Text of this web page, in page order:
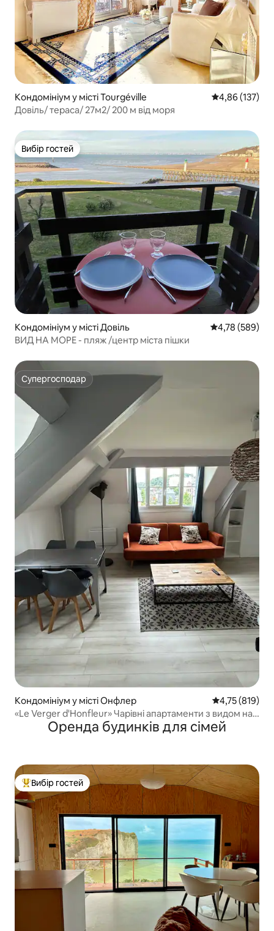
Кондомініум у місті Tourgéville Середня
4,86 (137)
Довіль/ тераса/ 27м2/ 200 м від моря
Вибір гостей
Вибір гостей
Кондомініум у місті Довіль Середня
4,78 (589)
ВИД НА МОРЕ - пляж /центр міста пішки
Супергосподар
Супергосподар
Кондомініум у місті Онфлер Середня
4,75 (819)
«Le Verger d'Honfleur» Чарівні апартаменти з видом на
Оренда будинків для сімей
Топ вибір гостей
Вибір гостей